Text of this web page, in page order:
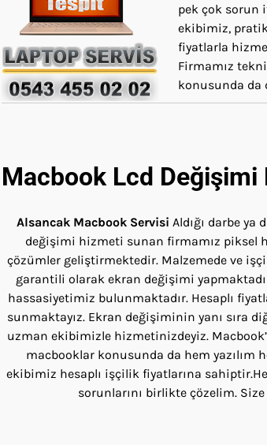
pek çok sorun
ekibimiz,
fiyatlarla
Firmamız
konusunda da
Macbook Lcd Değişimi
Alsancak Macbook Servisi Aldığı darbe
değişimi hizmeti sunan firmamız piksel
çözümler geliştirmektedir. Malzemede ve
garantili olarak ekran değişimi
hassasiyetimiz bulunmaktadır. Hesaplı
sunmaktayız. Ekran değişiminin yanı sıra
uzman ekibimizle hizmetinizdeyiz.
macbooklar konusunda da hem yazılım
ekibimiz hesaplı işçilik fiyatlarına
sorunlarını birlikte çözelim.